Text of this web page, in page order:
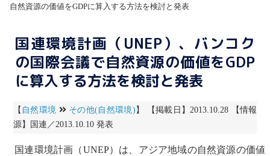
自然資源の価値をGDPに算入する方法を検討と発表
国連環境計画（UNEP）、バンコク
の国際会議で自然資源の価値をGDP
に算入する方法を検討と発表
【 自然環境 その他(自然環境) 】 【掲載日】2013.10.28 【情報
源】国連／2013.10.10 発表
国連環境計画 （UNEP）は、アジア地域の自然資源の価値